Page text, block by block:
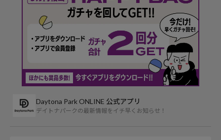
Daytona Park ONLINE 公式アプリ
デイトナパークの最新情報をイチ早くお知らせ！